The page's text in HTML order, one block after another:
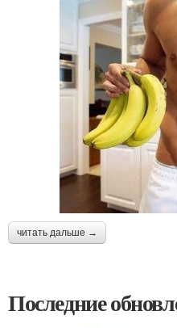
читать дальше →
Последние